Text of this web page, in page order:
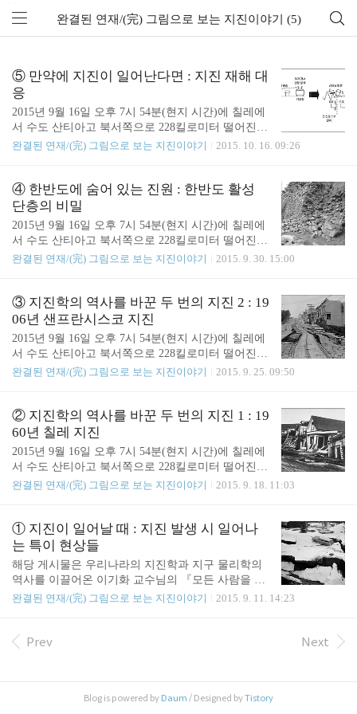
완결된 연재/(完) 그림으로 보는 지진이야기 (5)
⑤ 만약에 지진이 일어난다면 : 지진 재해 대
응
2015년 9월 16일 오후 7시 54분(현지 시간)에 칠레에
서 수도 산티아고 북서쪽으로 228킬로미터 떨어진
태평양 연안에서 규모 8.3의 강진이 발생했습니다.
발령된 쓰나미 경보도 하루 만에 해제되었습니다. 칠
레는 '불의 고리'라고도 하는 환태평양 지진대에 속하
며 전 세계에서도 지진 활동과 화산 활동이 가장 활
발한 지역 중 하나입니다. 16세기부터 현재까지 규모
6.3을 초과하는 강진들이 130여 회 발생했으며 그중
쓰나미를 동반한 지진만도 30여 회 발생했습니다. 특
9세기 지진 관측 이래 최대 규모 지진이 발생했습니
다.「그림으로 보는 지진 이..
완결된 연재/(完) 그림으로 보는 지진이야기 2015. 10. 16. 09:26
④ 한반도에 숨어 있는 진원 : 한반도 활성
단층의 비밀
2015년 9월 16일 오후 7시 54분(현지 시간)에 칠레에
서 수도 산티아고 북서쪽으로 228킬로미터 떨어진
태평양 연안에서 규모 8.3의 강진이 발생했습니다.
발령된 쓰나미 경보도 하루 만에 해제되었습니다. 칠
레는 '불의 고리'라고도 하는 환태평양 지진대에 속하
며 전 세계에서도 지진 활동과 화산 활동이 가장 활
발한 지역 중 하나입니다. 16세기부터 현재까지 규모
6.3을 초과하는 강진들이 130여 회 발생했으며 그중
쓰나미를 동반한 지진만도 30여 회 발생했습니다. 특
9세기 지진 관측 이래 최대 규모 지진이 발생했습니
다.「그림으로 보는 지진 이..
완결된 연재/(完) 그림으로 보는 지진이야기 2015. 9. 30. 15:00
③ 지진학의 역사를 바꾼 두 번의 지진 2 : 19
06년 샌프란시스코 지진
2015년 9월 16일 오후 7시 54분(현지 시간)에 칠레에
서 수도 산티아고 북서쪽으로 228킬로미터 떨어진
태평양 연안에서 규모 8.3의 강진이 발생했습니다.
발령된 쓰나미 경보도 하루 만에 해제되었습니다. 칠
레는 '불의 고리'라고도 하는 환태평양 지진대에 속하
며 전 세계에서도 지진 활동과 화산 활동이 가장 활
발한 지역 중 하나입니다. 16세기부터 현재까지 규모
6.3을 초과하는 강진들이 130여 회 발생했으며 그중
쓰나미를 동반한 지진만도 30여 회 발생했습니다. 특
9세기 지진 관측 이래 최대 규모 지진이 발생했습니
다.오늘 「그림으로 보는 지..
완결된 연재/(完) 그림으로 보는 지진이야기 2015. 9. 25. 09:50
② 지진학의 역사를 바꾼 두 번의 지진 1 : 19
60년 칠레 지진
2015년 9월 16일 오후 7시 54분(현지 시간)에 칠레에
서 수도 산티아고 북서쪽으로 228킬로미터 떨어진
태평양 연안에서 규모 8.3의 강진이 발생했습니다.
발령된 쓰나미 경보도 하루 만에 해제되었습니다. 칠
레는 '불의 고리'라고도 하는 환태평양 지진대에 속하
며 전 세계에서도 지진 활동과 화산 활동이 가장 활
발한 지역 중 하나입니다. 16세기부터 현재까지 규모
6.3을 초과하는 강진들이 130여 회 발생했으며 그중
쓰나미를 동반한 지진만도 30여 회 발생했습니다. 특
9세기 지진 관측 이래 최대 규모 지진이 발생했습니
다.오늘 「그림으로 보는 지..
완결된 연재/(完) 그림으로 보는 지진이야기 2015. 9. 18. 11:03
① 지진이 일어날 때 : 지진 발생 시 일어나
는 특이 현상들
해당 게시물은 우리나라의 지진학과 지구 물리학의
역사를 이끌어온 이기화 교수님의 『모든 사람을 위
한 지진 이야기』 중 일부 파트를 연재한 글입니다.
수 있는 요령 등을 총 5회에 걸쳐서 연재할 예정입니
대해 더욱 깊이 있게 고찰할 수 있는 시간이 되길 바
완결된 연재/(完) 그림으로 보는 지진이야기 2015. 9. 11. 14:23
Prev Next
Blog is powered by Daum / Designed byTistory